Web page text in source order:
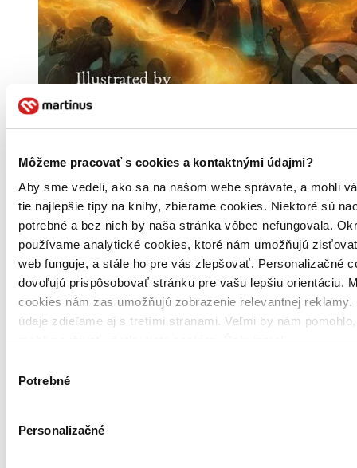
Môžeme pracovať s cookies a kontaktnými údajmi?
Aby sme vedeli, ako sa na našom webe správate, a mohli
tie najlepšie tipy na knihy, zbierame cookies. Niektoré sú
potrebné a bez nich by naša stránka vôbec nefungovala.
používame analytické cookies, ktoré nám umožňujú
web funguje, a stále ho pre vás zlepšovať. Personalizačné
dovoľujú prispôsobovať stránku pre vašu lepšiu orientáciu.
cookies nám zas umožňujú zobrazenie relevantnej reklamy.
údaje zdieľame aj s tretími stranami. Veľmi by nám
súhlasu
Potrebné
Personalizačné
Angličtina
Predobjednávka,
vychádza 6. 10. 2026
Vydavateľ, tlačiar a ďalší usilovní ľudia intenzívne pracujú na
tom, aby ste si už onedlho mohli prečítať túto knihu. K
dispozícii by mala byť 6. 10. 2026. Po vyjdení posielame do
30 dní.
Novinka
42,96 €
Vložiť do košíka